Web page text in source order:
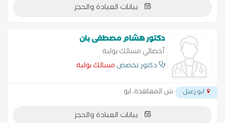
بيانات العيادة والحجز
دكتور هشام مصطفى بان
أخصائي مسالك بولية
دكتور تخصص مسالك بولية
ابو زعبل ش المعاهدة، ابو
بيانات العيادة والحجز